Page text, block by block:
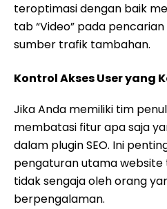
teroptimasi dengan baik
tab “Video” pada
sumber trafik tambahan.
Kontrol Akses User yang
Jika Anda memiliki tim
membatasi fitur apa saja
dalam plugin SEO. Ini
pengaturan utama
tidak sengaja oleh orang
berpengalaman.